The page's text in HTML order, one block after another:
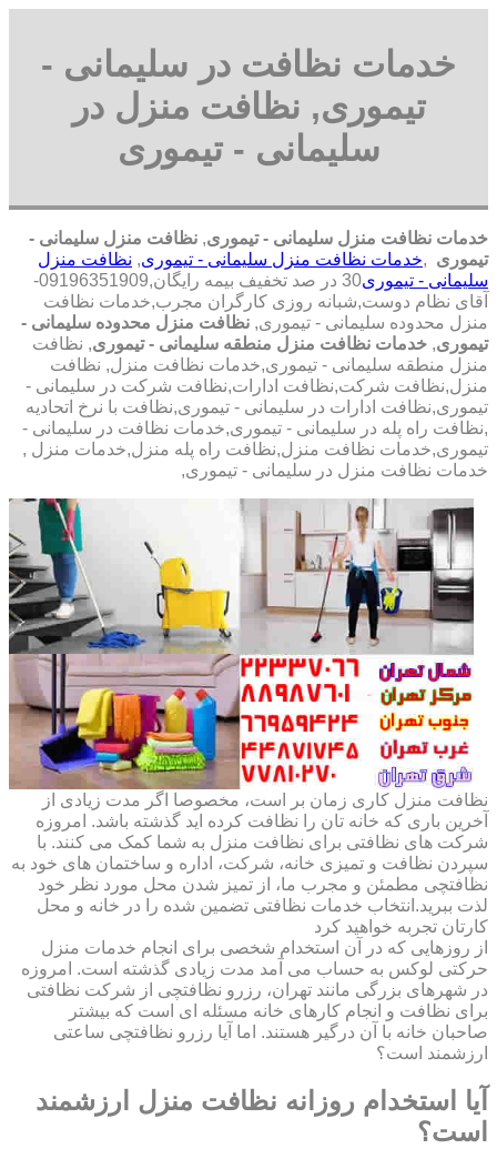
خدمات نظافت در سلیمانی -
تیموری, نظافت منزل در
سلیمانی - تیموری
خدمات نظافت منزل سلیمانی - تیموری, نظافت منزل سلیمانی -
تیموری ,خدمات نظافت منزل سلیمانی - تیموری, نظافت منزل
سلیمانی - تیموری
30 در صد تخفیف بیمه رایگان,09196351909-
آقای نظام دوست,شبانه روزی کارگران مجرب,خدمات نظافت
منزل محدوده سلیمانی - تیموری, نظافت منزل محدوده سلیمانی -
تیموری, خدمات نظافت منزل منطقه سلیمانی - تیموری, نظافت
منزل منطقه سلیمانی - تیموری,خدمات نظافت منزل, نظافت
منزل,نظافت شرکت,نظافت ادارات,نظافت شرکت در سلیمانی -
تیموری,نظافت ادارات در سلیمانی - تیموری,نظافت با نرخ اتحادیه
,نظافت راه پله در سلیمانی - تیموری,خدمات نظافت در سلیمانی -
تیموری,خدمات نظافت منزل,نظافت راه پله منزل,خدمات منزل ,
خدمات نظافت منزل در سلیمانی - تیموری,
نظافت منزل کاری زمان بر است، مخصوصا اگر مدت زیادی از
آخرین باری که خانه تان را نظافت کرده اید گذشته باشد. امروزه
شرکت های نظافتی برای نظافت منزل به شما کمک می کنند. با
سپردن نظافت و تمیزی خانه، شرکت، اداره و ساختمان های خود به
نظافتچی مطمئن و مجرب ما، از تمیز شدن محل مورد نظر خود
لذت ببرید.انتخاب خدمات نظافتی تضمین شده را در خانه و محل
کارتان تجربه خواهید کرد
از روزهایی که در آن استخدام شخصی برای انجام خدمات منزل
حرکتی لوکس به حساب می آمد مدت زیادی گذشته است. امروزه
در شهرهای بزرگی مانند تهران، رزرو نظافتچی از شرکت نظافتی
برای نظافت و انجام کارهای خانه مسئله ای است که بیشتر
صاحبان خانه با آن درگیر هستند. اما آیا رزرو نظافتچی ساعتی
ارزشمند است؟
آیا استخدام روزانه نظافت منزل ارزشمند
است؟